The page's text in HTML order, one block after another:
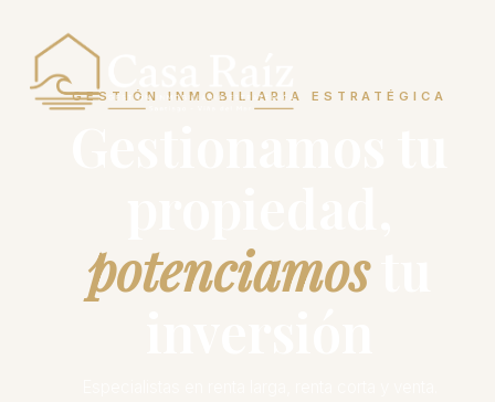
GESTIÓN INMOBILIARIA ESTRATÉGICA
potenciamostu